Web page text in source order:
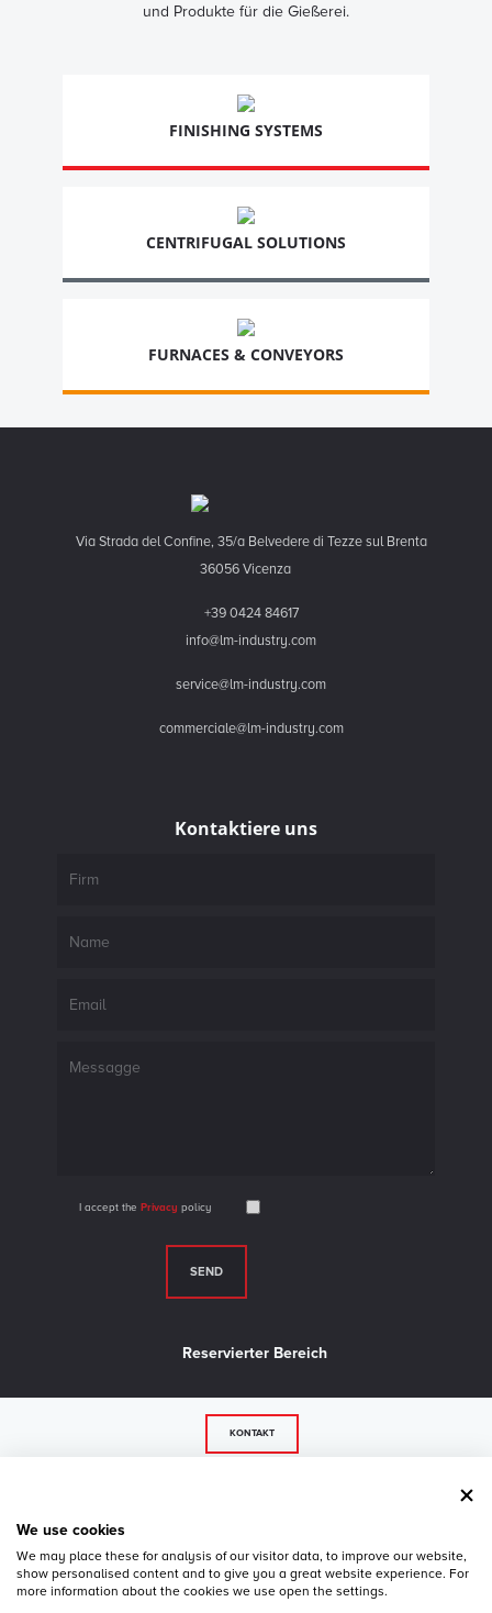
und Produkte für die Gießerei.
FINISHING SYSTEMS
CENTRIFUGAL SOLUTIONS
FURNACES & CONVEYORS
Via Strada del Confine, 35/a Belvedere di Tezze sul Brenta
36056 Vicenza
+39 0424 84617
info@lm-industry.com
service@lm-industry.com
commerciale@lm-industry.com
Kontaktiere uns
I accept the Privacy policy
Reservierter Bereich
KONTAKT
© 2026 LM Industry srl - P.IVA 02739500243 - 36056 Belvedere di Tezze sul Brenta - VI -
We use cookies
We may place these for analysis of our visitor data, to improve our website,
show personalised content and to give you a great website experience. For
more information about the cookies we use open the settings.